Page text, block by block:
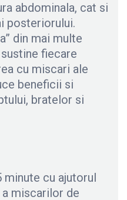
abdominala, cat si
posteriorului.
din mai multe
fiecare
cu miscari ale
beneficii si
bratelor si
cu ajutorul
miscarilor de